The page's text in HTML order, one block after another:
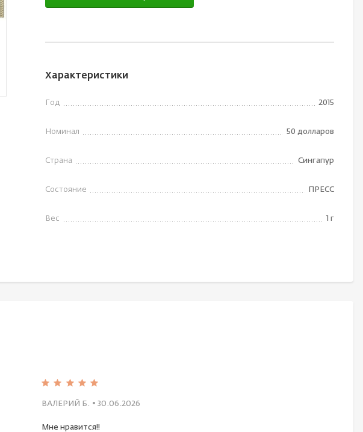
Характеристики
Год 2015
Номинал 50 долларов
Страна Сингапур
Состояние ПРЕСС
Вес 1 г
ВАЛЕРИЙ Б. • 30.06.2026
Мне нравится!!